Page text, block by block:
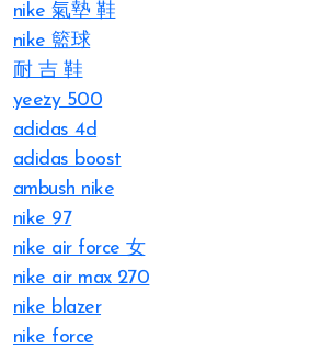
nike 氣墊 鞋
nike 籃球
耐 吉 鞋
yeezy 500
adidas 4d
adidas boost
ambush nike
nike 97
nike air force 女
nike air max 270
nike blazer
nike force